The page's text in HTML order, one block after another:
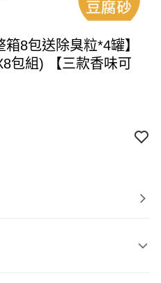
箱8包送除臭粒*4罐】
包組) 【三款香味可